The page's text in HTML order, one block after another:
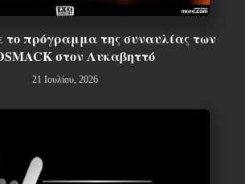
το πρόγραμμα της συναυλίας των
στον Λυκαβηττό
21 Ιουλίου, 2026